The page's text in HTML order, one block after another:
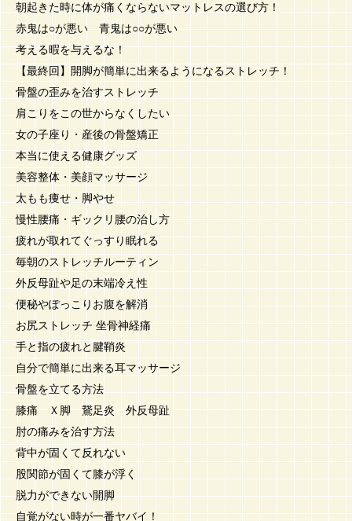
朝起きた時に体が痛くならないマットレスの選び方！
赤鬼は○が悪い 青鬼は○○が悪い
考える暇を与えるな！
【最終回】開脚が簡単に出来るようになるストレッチ！
骨盤の歪みを治すストレッチ
肩こりをこの世からなくしたい
女の子座り・産後の骨盤矯正
本当に使える健康グッズ
美容整体・美顔マッサージ
太もも痩せ・脚やせ
慢性腰痛・ギックリ腰の治し方
疲れが取れてぐっすり眠れる
毎朝のストレッチルーティン
外反母趾や足の末端冷え性
便秘やぽっこりお腹を解消
お尻ストレッチ 坐骨神経痛
手と指の疲れと腱鞘炎
自分で簡単に出来る耳マッサージ
骨盤を立てる方法
膝痛 Ｘ脚 鵞足炎 外反母趾
肘の痛みを治す方法
背中が固くて反れない
股関節が固くて膝が浮く
脱力ができない開脚
自覚がない時が一番ヤバイ！